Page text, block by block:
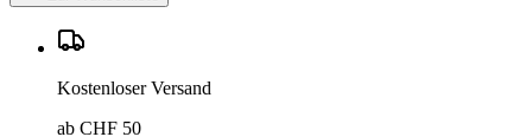
Kostenloser Versand
ab CHF 50